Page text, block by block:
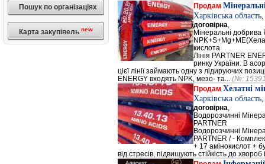
Пошук по організаціях
Карта закупівель new
Продам
Харківська
договірна
Мінеральні добрива
кислота
Лінія PARTNER
ринку України. В
цієї лінії займають одну з лідируючих
ENERGY входять NPK, мезо- та... (№:
Продам Хелатні
Харківська
договірна
Водорозчинні
PARTNER
Водорозчинні
PARTNER / -
+ 17 амінокислот +
від стресів, підвищують стійкість до хвороб